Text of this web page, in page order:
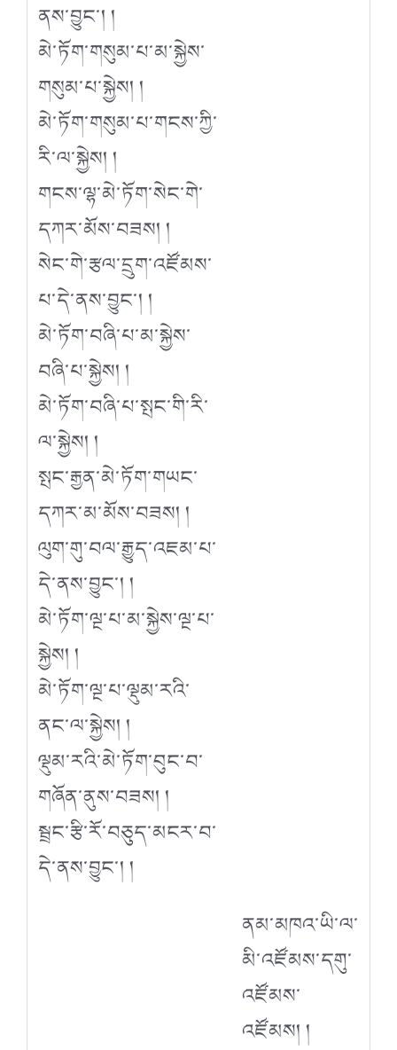
ནས་བྱུང་། །
མེ་ཏོག་གསུམ་པ་མ་སྐྱེས་
གསུམ་པ་སྐྱེས། །
མེ་ཏོག་གསུམ་པ་གངས་ཀྱི་
རི་ལ་སྐྱེས། །
གངས་ལྷ་མེ་ཏོག་སེང་གེ་
དཀར་མོས་བཟས། །
སེང་གེ་རྩལ་དྲུག་འཛོམས་
པ་དེ་ནས་བྱུང་། །
མེ་ཏོག་བཞི་པ་མ་སྐྱེས་
བཞི་པ་སྐྱེས། །
མེ་ཏོག་བཞི་པ་སྤང་གི་རི་
ལ་སྐྱེས། །
སྤང་རྒྱན་མེ་ཏོག་གཡང་
དཀར་མ་མོས་བཟས། །
ལུག་གུ་བལ་རྒྱུད་འཇམ་པ་
དེ་ནས་བྱུང་། །
མེ་ཏོག་ལྔ་པ་མ་སྐྱེས་ལྔ་པ་
སྐྱེས། །
མེ་ཏོག་ལྔ་པ་ལྡུམ་རའི་
ནང་ལ་སྐྱེས། །
ལྡུམ་རའི་མེ་ཏོག་བུང་བ་
གཞོན་ནུས་བཟས། །
སྦྲང་རྩི་རོ་བཅུད་མངར་བ་
དེ་ནས་བྱུང་། །
ནམ་མཁའ་ཡི་ལ་
མི་འཛོམས་དགུ་
འཛོམས་
འཛོམས། །